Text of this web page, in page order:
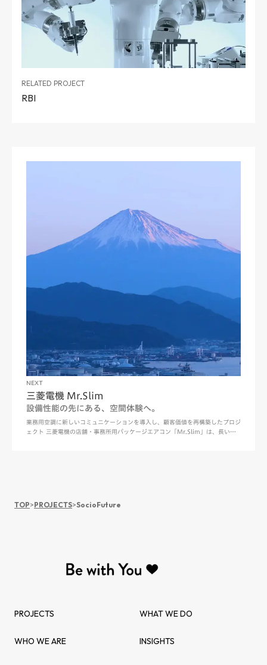
RELATED PROJECT
RBI
NEXT
三菱電機 Mr.Slim
設備性能の先にある、空間体験へ。
業務用空調に新しいコミュニケーションを導入し、顧客価値を再構築したプロジ
ェクト 三菱電機の店舗・事務所用パッケージエアコン「Mr.Slim」は、長い歴
TOP>PROJECTS>SocioFuture
PROJECTS WHAT WE DO
WHO WE ARE INSIGHTS